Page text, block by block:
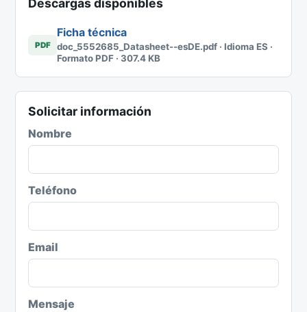
Descargas disponibles
PDF
Ficha técnica
doc_5552685_Datasheet--esDE.pdf · Idioma ES ·
Formato PDF · 307.4 KB
Solicitar información
Nombre
Teléfono
Email
Mensaje